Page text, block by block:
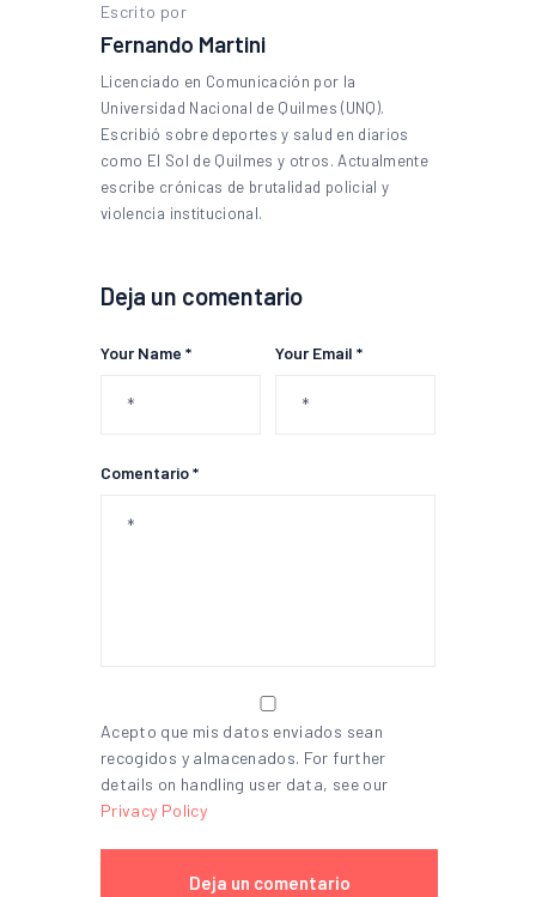
Escrito por
Fernando Martini
Licenciado en Comunicación por la
Universidad Nacional de Quilmes (UNQ).
Escribió sobre deportes y salud en diarios
como El Sol de Quilmes y otros. Actualmente
escribe crónicas de brutalidad policial y
violencia institucional.
Deja un comentario
Your Name * Your Email *
Comentario *
Acepto que mis datos enviados sean
recogidos y almacenados. For further
details on handling user data, see our
Privacy Policy